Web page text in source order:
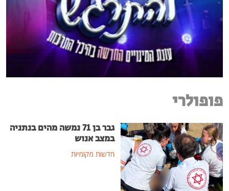
פופולרי
גבר בן 71 נמשה מהים בנתניה
במצב אנוש
חדשות מקומיות